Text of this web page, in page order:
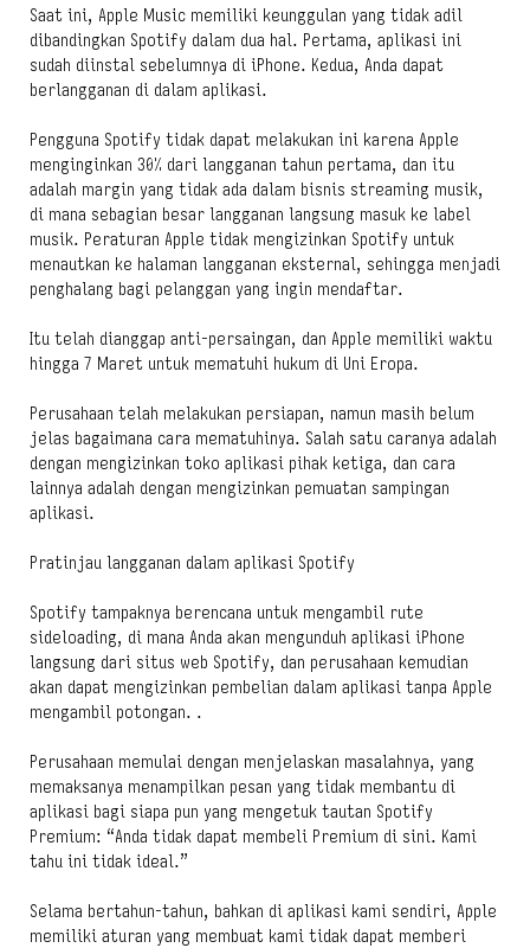
Saat ini, Apple Music memiliki keunggulan yang tidak adil
dibandingkan Spotify dalam dua hal. Pertama, aplikasi ini
sudah diinstal sebelumnya di iPhone. Kedua, Anda dapat
berlangganan di dalam aplikasi.
Pengguna Spotify tidak dapat melakukan ini karena Apple
menginginkan 30% dari langganan tahun pertama, dan itu
adalah margin yang tidak ada dalam bisnis streaming musik,
di mana sebagian besar langganan langsung masuk ke label
musik. Peraturan Apple tidak mengizinkan Spotify untuk
menautkan ke halaman langganan eksternal, sehingga menjadi
penghalang bagi pelanggan yang ingin mendaftar.
Itu telah dianggap anti-persaingan, dan Apple memiliki waktu
hingga 7 Maret untuk mematuhi hukum di Uni Eropa.
Perusahaan telah melakukan persiapan, namun masih belum
jelas bagaimana cara mematuhinya. Salah satu caranya adalah
dengan mengizinkan toko aplikasi pihak ketiga, dan cara
lainnya adalah dengan mengizinkan pemuatan sampingan
aplikasi.
Pratinjau langganan dalam aplikasi Spotify
Spotify tampaknya berencana untuk mengambil rute
sideloading, di mana Anda akan mengunduh aplikasi iPhone
langsung dari situs web Spotify, dan perusahaan kemudian
akan dapat mengizinkan pembelian dalam aplikasi tanpa Apple
mengambil potongan. .
Perusahaan memulai dengan menjelaskan masalahnya, yang
memaksanya menampilkan pesan yang tidak membantu di
aplikasi bagi siapa pun yang mengetuk tautan Spotify
Premium: “Anda tidak dapat membeli Premium di sini. Kami
tahu ini tidak ideal.”
Selama bertahun-tahun, bahkan di aplikasi kami sendiri, Apple
memiliki aturan yang membuat kami tidak dapat memberi